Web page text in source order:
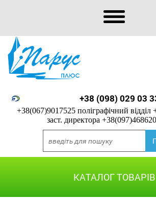
+38 (098) 029 03
+38(067)9017525 поліграфічний відділ
заст. директора
КАТАЛОГ ТОВАРІВ